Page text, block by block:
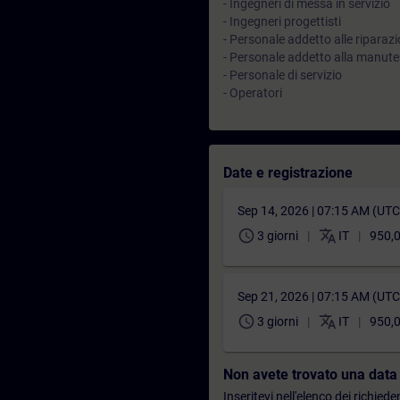
- Ingegneri di messa in servizio
- Ingegneri progettisti
- Personale addetto alle
- Personale addetto alla
- Personale di servizio
- Operatori
Date e registrazione
Sep 14, 2026 | 07:15 AM
schedule 3 giorni translate IT
Sep 21, 2026 | 07:15 AM
schedule 3 giorni translate IT
Non avete trovato una
Inseritevi nell'elenco dei